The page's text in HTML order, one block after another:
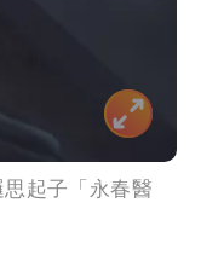
起子「永春醫